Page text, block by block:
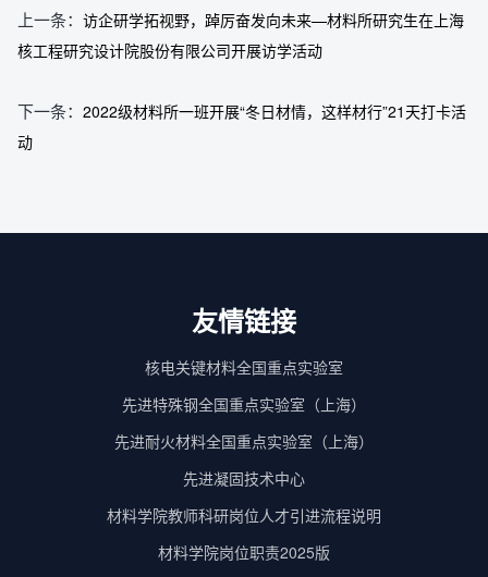
上一条： 访企研学拓视野，踔厉奋发向未来—材料所研究生在上海
核工程研究设计院股份有限公司开展访学活动
下一条： 2022级材料所一班开展“冬日材情，这样材行”21天打卡活
动
友情链接
核电关键材料全国重点实验室
先进特殊钢全国重点实验室（上海）
先进耐火材料全国重点实验室（上海）
先进凝固技术中心
材料学院教师科研岗位人才引进流程说明
材料学院岗位职责2025版